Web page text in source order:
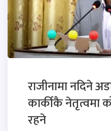
राजीनामा नदिने
कार्कीकै नेतृत्वमा
रहने